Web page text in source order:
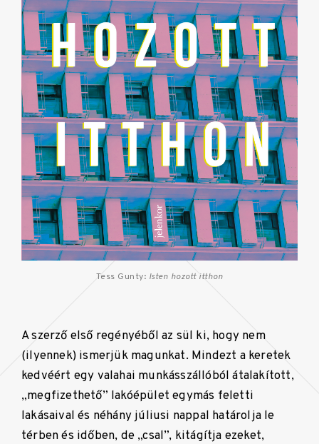
Tess Gunty: Isten hozott itthon
A szerző első regényéből az sül ki, hogy nem
(ilyennek) ismerjük magunkat. Mindezt a keretek
kedvéért egy valahai munkásszállóból átalakított,
„megfizethető” lakóépület egymás feletti
lakásaival és néhány júliusi nappal határolja le
térben és időben, de „csal”, kitágítja ezeket,